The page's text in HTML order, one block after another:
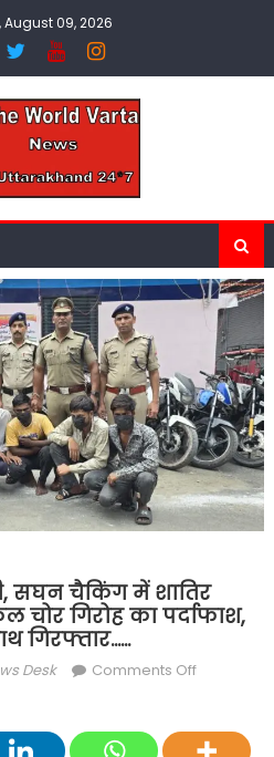
August 09, 2026
सघन चैकिंग में शातिर
चोर गिरोह का पर्दाफाश,
गिरफ्तार……
Desk Comments Offon
की